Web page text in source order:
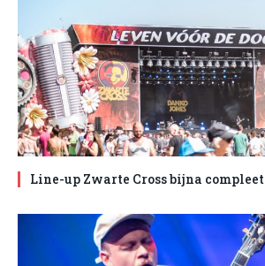
Line-up Zwarte Cross bijna compleet